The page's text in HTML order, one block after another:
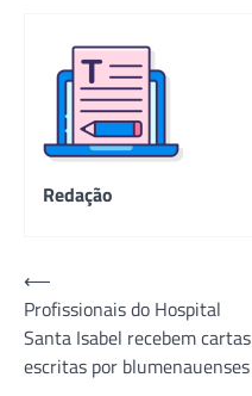
Redação
Navegação
de
Post
⟵
Profissionais do Hospital
Santa Isabel recebem cartas
escritas por blumenauenses